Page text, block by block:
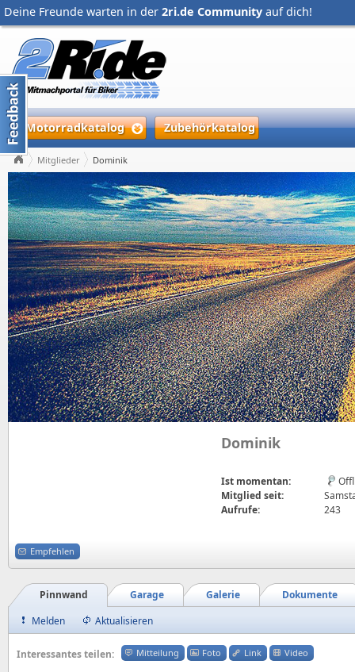
Deine Freunde warten in der 2ri.de Community auf dich!
Motorradkatalog Zubehörkatalog
Mitglieder Dominik
Dominik
Ist momentan:
Mitglied seit:
Aufrufe:
243
Empfehlen
Dokumente
Galerie
Garage
Pinnwand
Melden
Aktualisieren
Interessantes teilen: Mitteilung Foto Link Video